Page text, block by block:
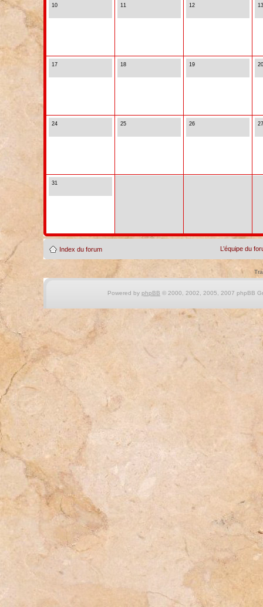
10 11 12 13
17 18 19 20
24 25 26 27
31
Index du forum L’équipe du
Powered by phpBB © 2000, 2002, 2005, 2007 phpBB